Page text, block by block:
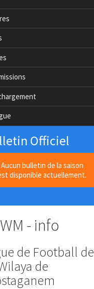
Officiel
Aucun bulletin de la saison
disponible actuellement.
- info
de Football de
de